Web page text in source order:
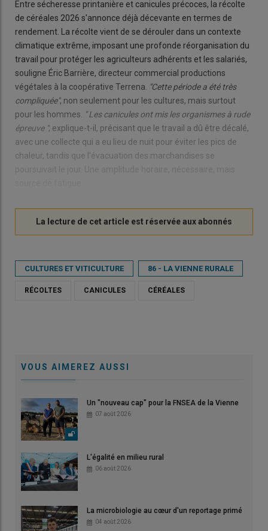
Entre sécheresse printanière et canicules précoces, la récolte
de céréales 2026 s'annonce déjà décevante en termes de
rendement. La récolte vient de se dérouler dans un contexte
climatique extrême, imposant une profonde réorganisation du
travail pour protéger les agriculteurs adhérents et les salariés,
souligne Éric Barrière, directeur commercial productions
végétales à la coopérative Terrena. "Cette période a été très
compliquée", non seulement pour les cultures, mais surtout
pour les hommes. " Les canicules ont mis les organismes à rude
épreuve ", explique-t-il, précisant que le travail a dû être décalé,
avec une collecte qui a eu lieu de nuit pour éviter les pics de
chaleur, tandis que l'évacuation des marchandises se
poursuivait le jour. Une amplitude horaire, nécessaire, mais
CULTURES ET VITICULTURE 86 - LA VIENNE RURALE
RÉCOLTES CANICULES CÉRÉALES
VOUS AIMEREZ AUSSI
Un "nouveau cap" pour la FNSEA de la Vienne
07 août 2026
L'égalité en milieu rural
06 août 2026
La microbiologie au cœur d'un reportage primé
04 août 2026